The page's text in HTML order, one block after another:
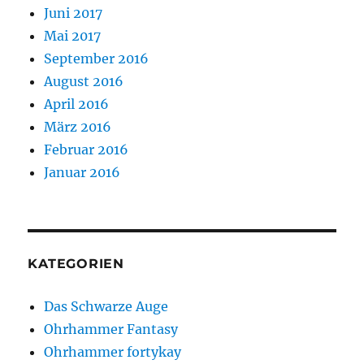
Juni 2017
Mai 2017
September 2016
August 2016
April 2016
März 2016
Februar 2016
Januar 2016
KATEGORIEN
Das Schwarze Auge
Ohrhammer Fantasy
Ohrhammer fortykay